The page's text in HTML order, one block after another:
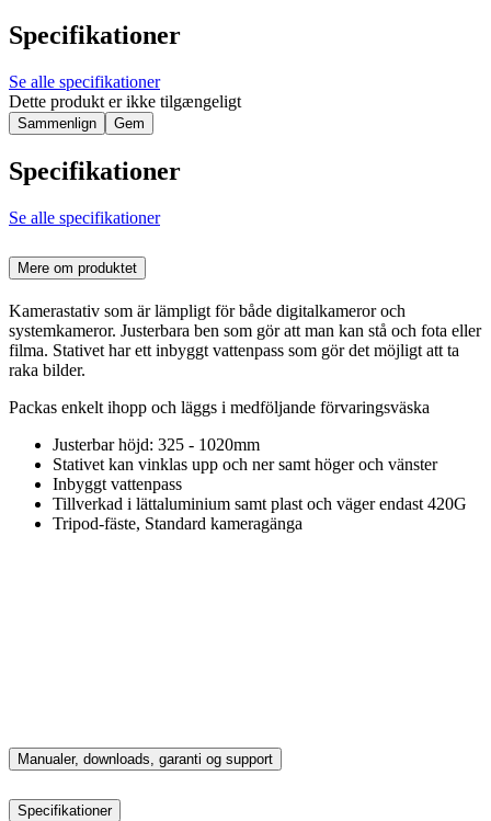
Specifikationer
Se alle specifikationer
Dette produkt er ikke tilgængeligt
Sammenlign Gem
Specifikationer
Se alle specifikationer
Mere om produktet
Kamerastativ som är lämpligt för både digitalkameror och
systemkameror. Justerbara ben som gör att man kan stå och fota eller
filma. Stativet har ett inbyggt vattenpass som gör det möjligt att ta
raka bilder.
Packas enkelt ihopp och läggs i medföljande förvaringsväska
Justerbar höjd: 325 - 1020mm
Stativet kan vinklas upp och ner samt höger och vänster
Inbyggt vattenpass
Tillverkad i lättaluminium samt plast och väger endast 420G
Tripod-fäste, Standard kameragänga
Manualer, downloads, garanti og support
Specifikationer